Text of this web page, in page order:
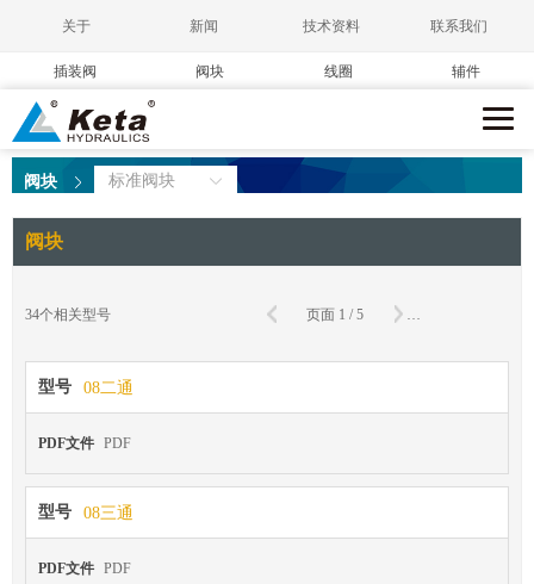
关于 新闻 技术资料 联系我们
插装阀 阀块 线圈 辅件
阀块 标准阀块
阀块
34个相关型号 页面 1 /5 到第
型号 08二通
PDF文件 PDF
型号 08三通
PDF文件 PDF